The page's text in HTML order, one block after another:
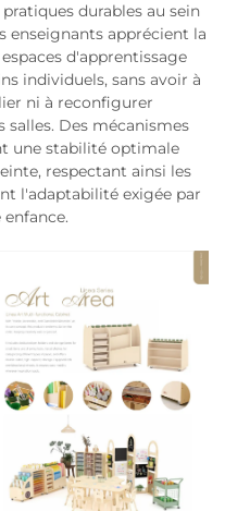
durables au sein
enseignants apprécient la
d'apprentissage
individuels, sans avoir à
ni à reconfigurer
Des mécanismes
une stabilité optimale
respectant ainsi les
l'adaptabilité exigée par